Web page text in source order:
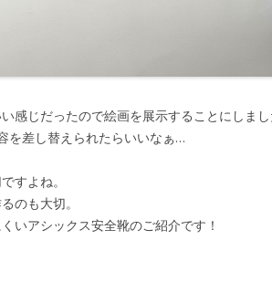
感じだったので絵画を展示することにしま
を差し替えられたらいいなぁ…
すよね。
のも大切。
いアシックス安全靴のご紹介です！